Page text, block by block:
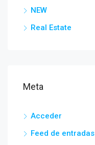
NEW
Real Estate
Meta
Acceder
Feed de entradas